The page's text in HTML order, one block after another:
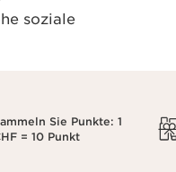
soziale
Sie Punkte: 1
= 10 Punkt